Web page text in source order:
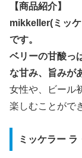
【商品紹介】
mikkeller(ミッ
です。
ベリーの甘酸っ
な甘み、旨みが
女性や、ビール
楽しむことがで
ミッケラー